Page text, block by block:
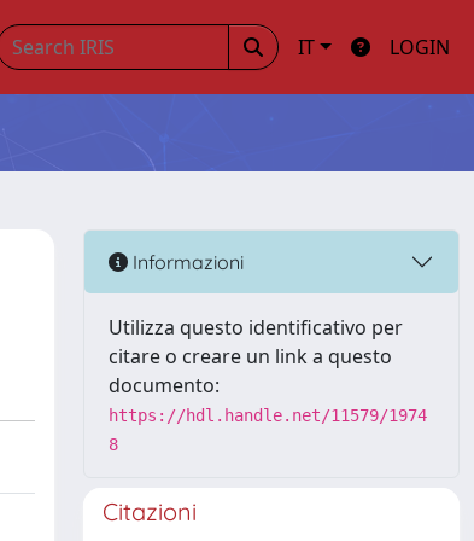
IT LOGIN
Informazioni
Utilizza questo identificativo per
citare o creare un link a questo
documento:
https://hdl.handle.net/11579/1974
8
Citazioni